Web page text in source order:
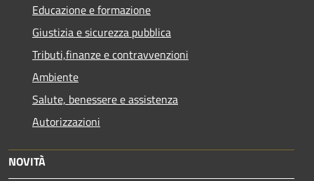
Educazione e formazione
Giustizia e sicurezza pubblica
Tributi,finanze e contravvenzioni
Ambiente
Salute, benessere e assistenza
Autorizzazioni
NOVITÀ